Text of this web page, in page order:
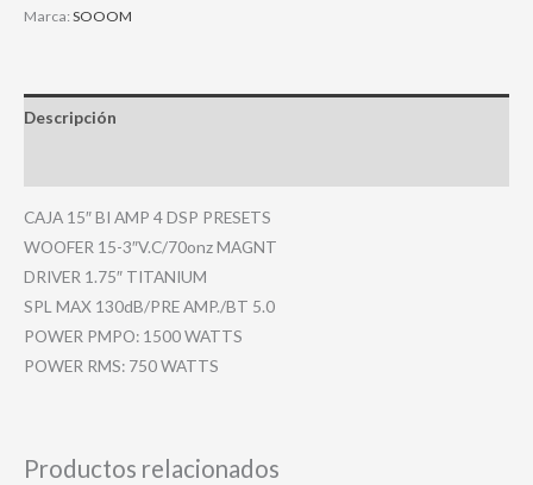
Marca: SOOOM
Descripción
CAJA 15″ BI AMP 4 DSP PRESETS
WOOFER 15-3″V.C/70onz MAGNT
DRIVER 1.75″ TITANIUM
SPL MAX 130dB/PRE AMP./BT 5.0
POWER PMPO: 1500 WATTS
POWER RMS: 750 WATTS
Productos relacionados